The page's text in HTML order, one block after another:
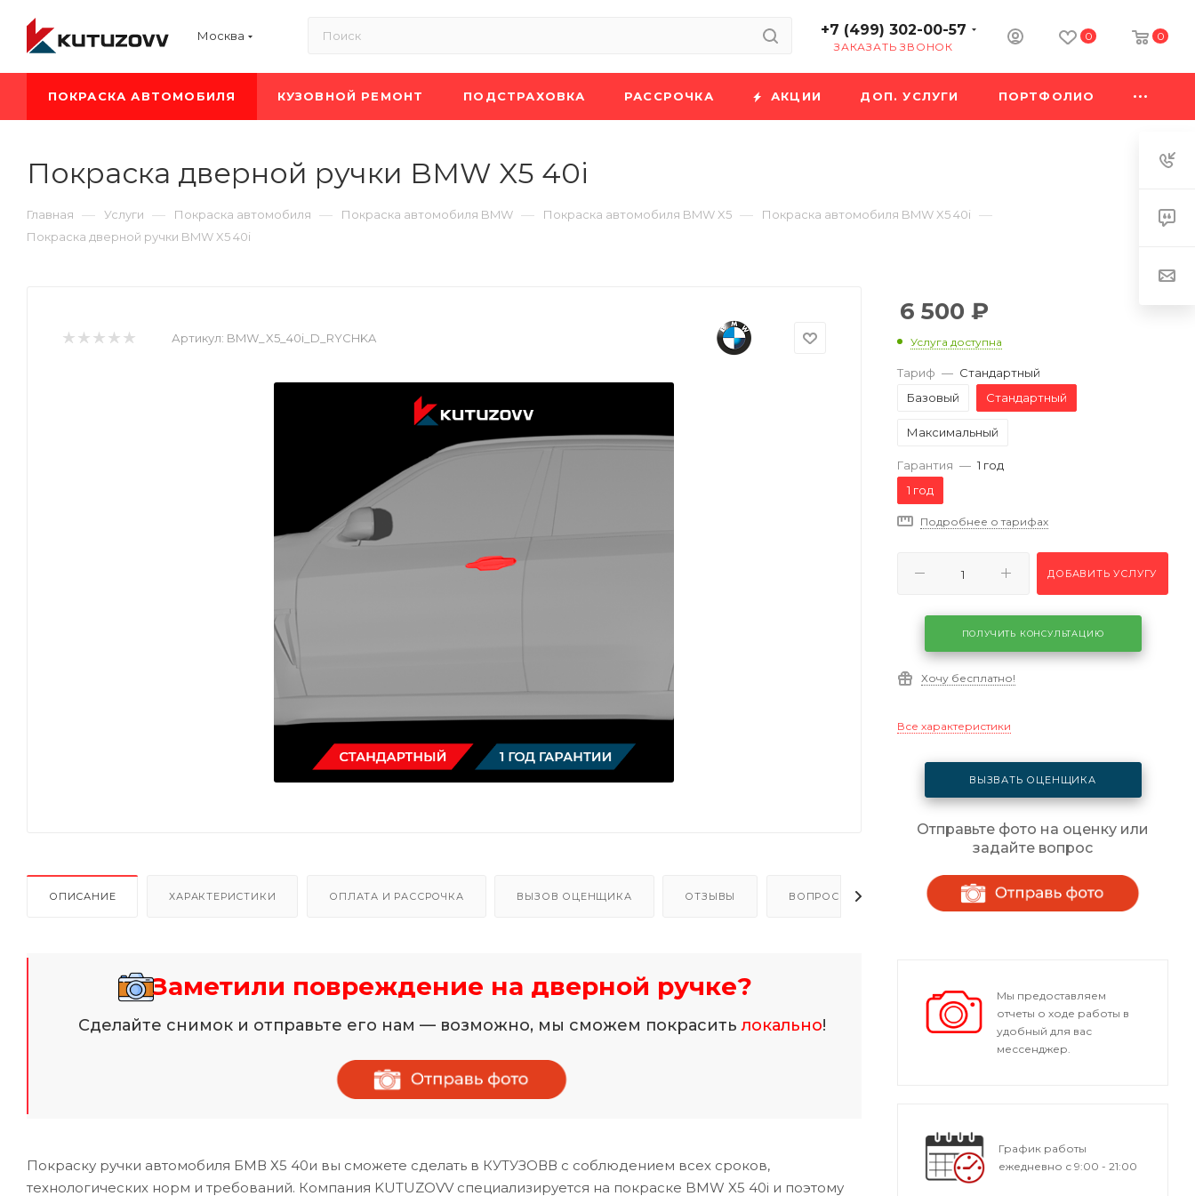
Москва +7 (499) 302-00-57
ЗАКАЗАТЬ ЗВОНОК
0 0
ПОКРАСКА АВТОМОБИЛЯ КУЗОВНОЙ РЕМОНТ ПОДСТРАХОВКА РАССРОЧКА АКЦИИ ДОП. УСЛУГИ ПОРТФОЛИО
Покраска дверной ручки BMW X5 40i
Главная — Услуги — Покраска автомобиля — Покраска автомобиля BMW — Покраска автомобиля BMW X5 — Покраска автомобиля BMW X5 40i —
Покраска дверной ручки BMW X5 40i
Артикул: BMW_X5_40i_D_RYCHKA
ОПИСАНИЕ ХАРАКТЕРИСТИКИ ОПЛАТА И РАССРОЧКА ВЫЗОВ ОЦЕНЩИКА ОТЗЫВЫ ВОПРОСЫ - ОТВЕТЫ
Заметили повреждение на дверной ручке?
Сделайте снимок и отправьте его нам — возможно, мы сможем покраситьлокально!
Покраску ручки автомобиля БМВ Х5 40и вы сможете сделать в КУТУЗОВВ с соблюдением всех сроков,
технологических норм и требований. Компания KUTUZOVV специализируется на покраске BMW X5 40i и поэтому
6 500 ₽
Услуга доступна
Тариф — Стандартный
Базовый
Стандартный
Максимальный
Гарантия — 1 год
1 год
Подробнее о тарифах
ДОБАВИТЬ УСЛУГУ
ПОЛУЧИТЬ КОНСУЛЬТАЦИЮ
Хочу бесплатно!
Все характеристики
ВЫЗВАТЬ ОЦЕНЩИКА
Отправьте фото на оценку или
задайте вопрос
Мы предоставляем
отчеты о ходе работы в
удобный для вас
мессенджер.
График работы
ежедневно с 9:00 - 21:00